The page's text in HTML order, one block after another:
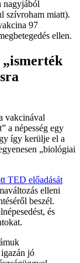
nagyjából
szívroham miatt).
97
ellen.
vakcinával
a népesség egy
így kerülje el a
„biológiai
TED előadását
elleni
beszél.
és
jó